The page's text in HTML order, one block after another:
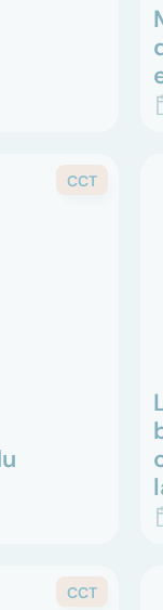
CCT
de la
CCT